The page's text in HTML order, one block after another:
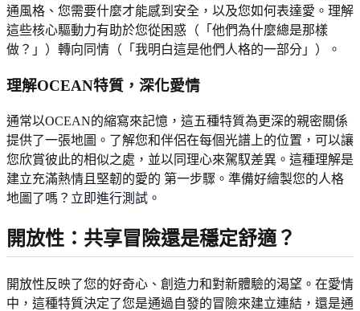
通風格、您需要什麼才能感到安全，以及您如何表達愛。理解
這些核心驅動力有助於您從困惑（「他們為什麼總是那樣
做？」）轉向同情（「我明白這是他們人格的一部分」）。
理解OCEAN特質，深化愛情
通常以OCEAN的縮寫來記憶，這五種特質為更深的親密關係
提供了一張地圖。了解您和伴侶在每個光譜上的位置，可以讓
您欣賞彼此的相似之處，並以同理心來駕馭差異。這種理解是
建立充滿熱情且堅韌的愛的 第一步驟。準備好繪製您的人格
地圖了嗎？ 立即進行測試 。
開放性：共享冒險還是穩定舒適？
開放性反映了您的好奇心、創造力和對新體驗的渴望。在愛情
中，這種特質決定了您是通過自發的冒險來建立連結，還是通